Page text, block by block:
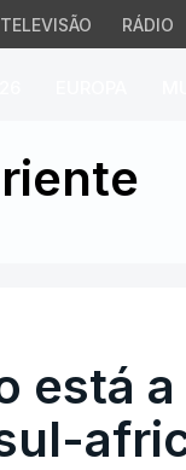
TELEVISÃO RÁDIO
a
está